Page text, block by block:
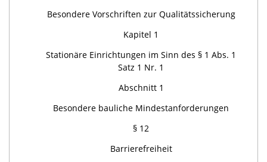
Besondere Vorschriften zur Qualitätssicherung
Kapitel 1
Stationäre Einrichtungen im Sinn des § 1 Abs. 1
Satz 1 Nr. 1
Abschnitt 1
Besondere bauliche Mindestanforderungen
§ 12
Barrierefreiheit